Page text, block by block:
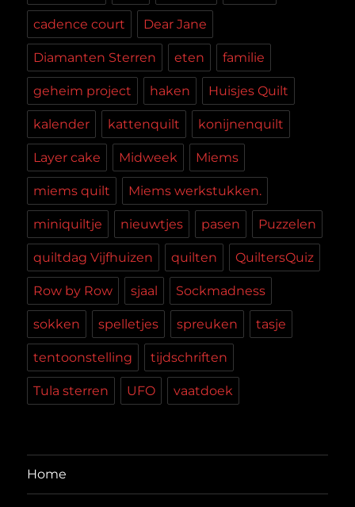
cadence court Dear Jane
Diamanten Sterren eten familie
geheim project haken Huisjes Quilt
kalender kattenquilt konijnenquilt
Layer cake Midweek Miems
miems quilt Miems werkstukken.
miniquiltje nieuwtjes pasen Puzzelen
quiltdag Vijfhuizen quilten QuiltersQuiz
Row by Row sjaal Sockmadness
sokken spelletjes spreuken tasje
tentoonstelling tijdschriften
Tula sterren UFO vaatdoek
Home